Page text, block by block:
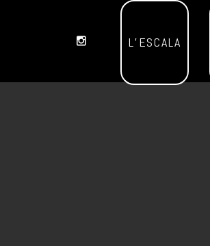
L’ESCALA